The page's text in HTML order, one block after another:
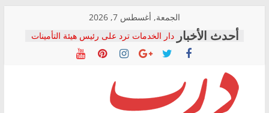
content
الجمعة, أغسطس 7, 2026
دار الخدمات ترد على رئيس هيئة التأمينات
بعد مؤتمره الصحفي: إنكار الأزمة لا ينهي
معاناة أصحاب المعاشات.. ونطالب بكشف
فرحات سليمان يكتب: القطاع الصحي إلى
أين؟
حزب التحالف الشعبي يطلق لجنة “الحق